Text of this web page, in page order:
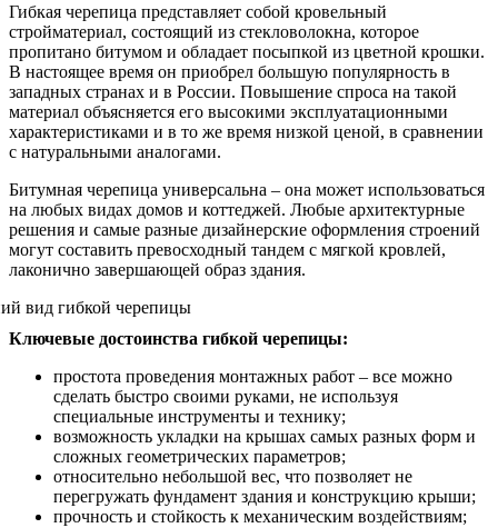
Гибкая черепица представляет собой кровельный
стройматериал, состоящий из стекловолокна, которое
пропитано битумом и обладает посыпкой из цветной крошки.
В настоящее время он приобрел большую популярность в
западных странах и в России. Повышение спроса на такой
материал объясняется его высокими эксплуатационными
характеристиками и в то же время низкой ценой, в сравнении
с натуральными аналогами.
Битумная черепица универсальна – она может использоваться
на любых видах домов и коттеджей. Любые архитектурные
решения и самые разные дизайнерские оформления строений
могут составить превосходный тандем с мягкой кровлей,
лаконично завершающей образ здания.
Ключевые достоинства гибкой черепицы:
простота проведения монтажных работ – все можно
сделать быстро своими руками, не используя
специальные инструменты и технику;
возможность укладки на крышах самых разных форм и
сложных геометрических параметров;
относительно небольшой вес, что позволяет не
перегружать фундамент здания и конструкцию крыши;
прочность и стойкость к механическим воздействиям;